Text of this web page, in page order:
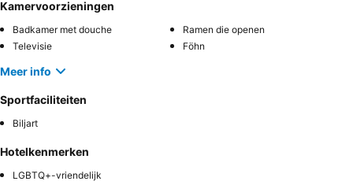
Kamervoorzieningen
Badkamer met douche
Ramen die openen
Televisie
Föhn
Meer info
Sportfaciliteiten
Biljart
Hotelkenmerken
LGBTQ+-vriendelijk